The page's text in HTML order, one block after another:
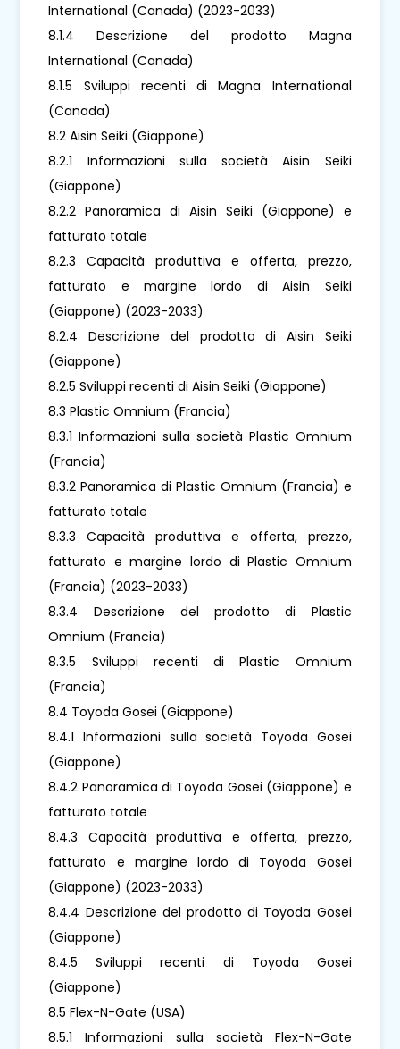
International (Canada) (2023-2033)
8.1.4 Descrizione del prodotto Magna
International (Canada)
8.1.5 Sviluppi recenti di Magna International
(Canada)
8.2 Aisin Seiki (Giappone)
8.2.1 Informazioni sulla società Aisin Seiki
(Giappone)
8.2.2 Panoramica di Aisin Seiki (Giappone) e
fatturato totale
8.2.3 Capacità produttiva e offerta, prezzo,
fatturato e margine lordo di Aisin Seiki
(Giappone) (2023-2033)
8.2.4 Descrizione del prodotto di Aisin Seiki
(Giappone)
8.2.5 Sviluppi recenti di Aisin Seiki (Giappone)
8.3 Plastic Omnium (Francia)
8.3.1 Informazioni sulla società Plastic Omnium
(Francia)
8.3.2 Panoramica di Plastic Omnium (Francia) e
fatturato totale
8.3.3 Capacità produttiva e offerta, prezzo,
fatturato e margine lordo di Plastic Omnium
(Francia) (2023-2033)
8.3.4 Descrizione del prodotto di Plastic
Omnium (Francia)
8.3.5 Sviluppi recenti di Plastic Omnium
(Francia)
8.4 Toyoda Gosei (Giappone)
8.4.1 Informazioni sulla società Toyoda Gosei
(Giappone)
8.4.2 Panoramica di Toyoda Gosei (Giappone) e
fatturato totale
8.4.3 Capacità produttiva e offerta, prezzo,
fatturato e margine lordo di Toyoda Gosei
(Giappone) (2023-2033)
8.4.4 Descrizione del prodotto di Toyoda Gosei
(Giappone)
8.4.5 Sviluppi recenti di Toyoda Gosei
(Giappone)
8.5 Flex-N-Gate (USA)
8.5.1 Informazioni sulla società Flex-N-Gate